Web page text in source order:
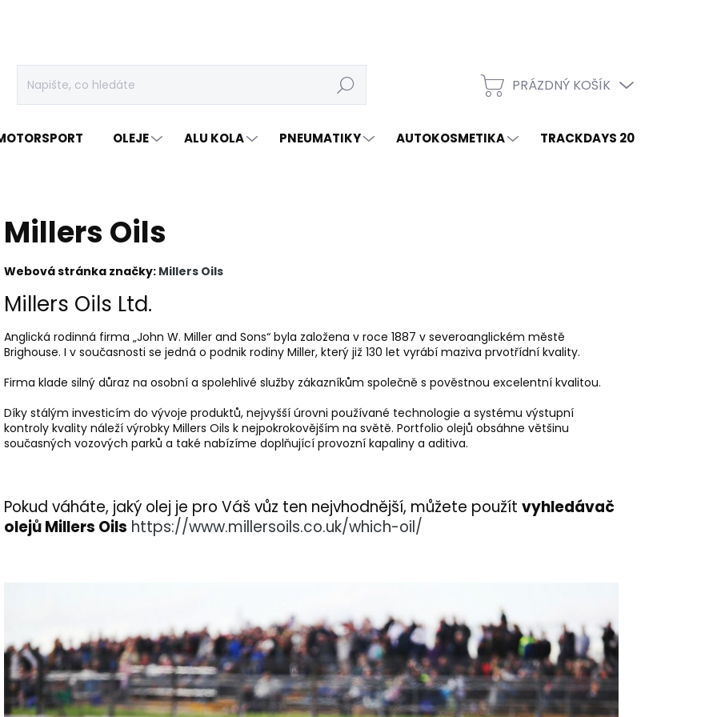
Hledat NÁKUPNÍ
PRÁZDNÝ KOŠÍK
OLEJE ALU KOLA PNEUMATIKY AUTOKOSMETIKA TRACKDAYS 2026
Millers Oils
Webová stránka značky: Millers Oils
Millers Oils Ltd.
Anglická rodinná firma „John W. Miller and Sons“ byla založena v roce 1887 v severoanglickém městě
Brighouse. I v současnosti se jedná o podnik rodiny Miller, který již 130 let vyrábí maziva prvotřídní kvality.
Firma klade silný důraz na osobní a spolehlivé služby zákazníkům společně s pověstnou excelentní kvalitou.
Díky stálým investicím do vývoje produktů, nejvyšší úrovni používané technologie a systému výstupní
kontroly kvality náleží výrobky Millers Oils k nejpokrokovějším na světě. Portfolio olejů obsáhne většinu
současných vozových parků a také nabízíme doplňující provozní kapaliny a aditiva.
Pokud váháte, jaký olej je pro Váš vůz ten nejvhodnější, můžete použít vyhledávač
olejů Millers Oils https://www.millersoils.co.uk/which-oil/